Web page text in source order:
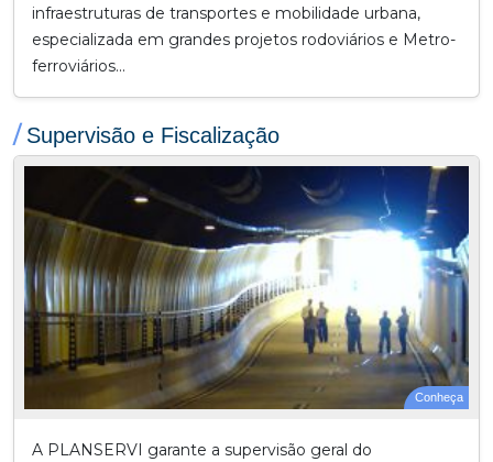
infraestruturas de transportes e mobilidade urbana,
especializada em grandes projetos rodoviários e Metro-
ferroviários...
/ Supervisão e Fiscalização
Conheça
A PLANSERVI garante a supervisão geral do